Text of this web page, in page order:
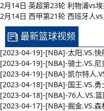
2月14日 英超第23轮 利物浦vs
2月14日 西甲第21轮 西班牙人
最新篮球视频
[2023-04-19]-[NBA]-太阳.VS.快
[2023-04-19]-[NBA]-骑士.VS.尼
[2023-04-19]-[NBA]-凯尔特人
[2023-04-18]-[NBA]-国王.VS.勇
[2023-04-18]-[NBA]-76人.VS.篮
[2023-04-17]-[NBA]-掘金.VS.森